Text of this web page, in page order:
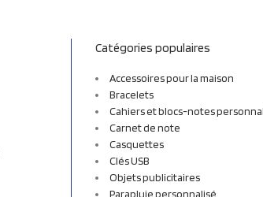
Catégories populaires
Accessoires pour la maison
Bracelets
Cahiers et blocs-notes
Carnet de note
Casquettes
Clés USB
Objets publicitaires
Parapluie personnalisé